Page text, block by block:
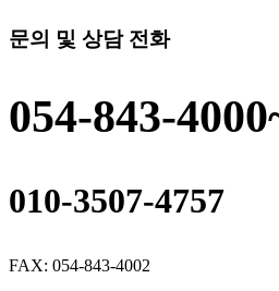
문의 및 상담 전화
054-843-
010-3507-4757
FAX: 054-843-4002